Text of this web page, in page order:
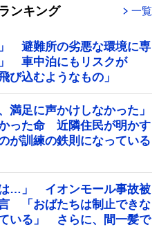
ンキング 一覧
」 避難所の劣悪な環境に専
」 車中泊にもリスクが
び込むようなもの」
満足に声かけしなかった」
った命 近隣住民が明かす
が訓練の鉄則になっている
は…」 イオンモール事故被
「おばたちは制止できな
いる」 さらに、間一髪で